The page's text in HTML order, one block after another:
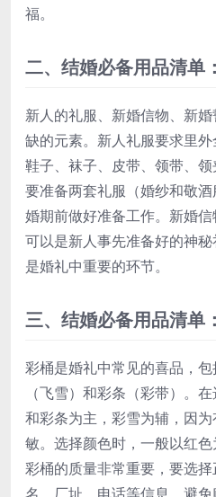
福。
二、结婚必备用品清单
新人的礼服、新婚信物、新
缺的元素。新人礼服要求里外
鞋子、袜子、皮带、领带、
要准备两套礼服（婚纱和敬
婚期前做好准备工作。新婚
可以是新人事先准备好的神
是婚礼中重要的环节。
三、结婚必备用品清单
彩桶是婚礼中常见的喜品，
（飞雪）和彩条（彩带）。
和彩条为主，彩雪为辅，因
敏。选择颜色时，一般以红色
彩桶的质量非常重要，要选